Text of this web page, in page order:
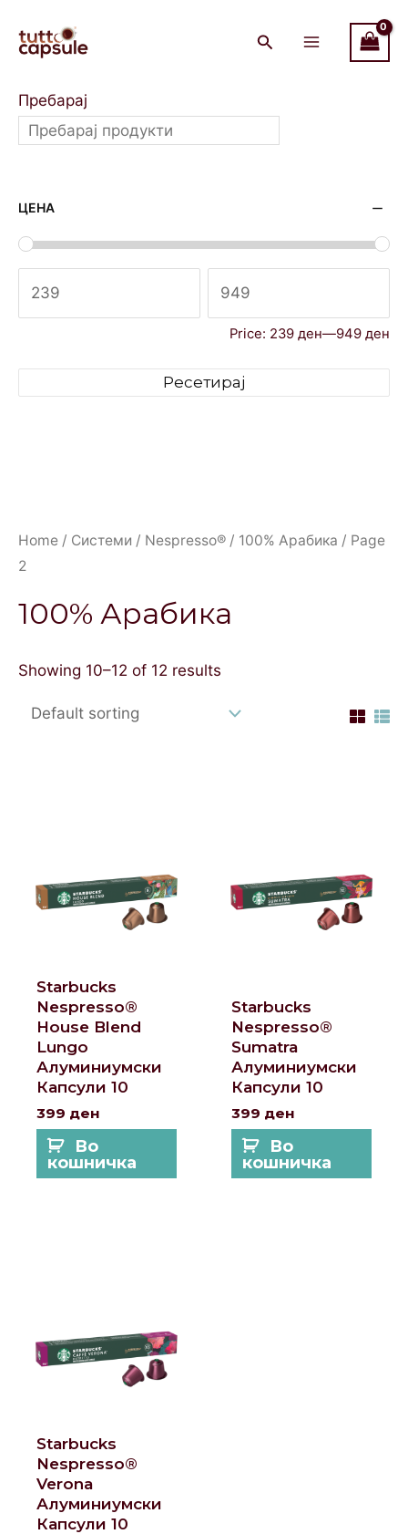
content
Main
Menu
Пребарај
ЦЕНА
Price: 239 ден—949 ден
Ресетирај
Home / Системи / Nespresso® / 100% Арабика / Page
2
100% Арабика
Showing 10–12 of 12 results
Starbucks
Nespresso®
House Blend
Lungo
Алуминиумски
Капсули 10
399 ден
Во
кошничка
Starbucks
Nespresso®
Sumatra
Алуминиумски
Капсули 10
399 ден
Во
кошничка
Starbucks
Nespresso®
Verona
Алуминиумски
Капсули 10